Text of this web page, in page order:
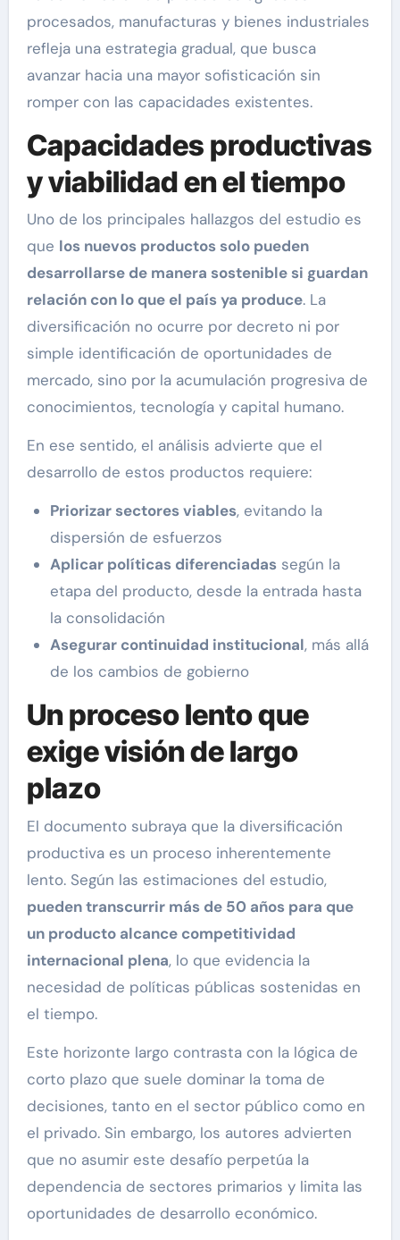
procesados, manufacturas y bienes industriales
refleja una estrategia gradual, que busca
avanzar hacia una mayor sofisticación sin
romper con las capacidades existentes.
Capacidades productivas
y viabilidad en el tiempo
Uno de los principales hallazgos del estudio es
que los nuevos productos solo pueden
desarrollarse de manera sostenible si guardan
relación con lo que el país ya produce. La
diversificación no ocurre por decreto ni por
simple identificación de oportunidades de
mercado, sino por la acumulación progresiva de
conocimientos, tecnología y capital humano.
En ese sentido, el análisis advierte que el
desarrollo de estos productos requiere:
Priorizar sectores viables, evitando la
dispersión de esfuerzos
Aplicar políticas diferenciadassegún la
etapa del producto, desde la entrada hasta
la consolidación
Asegurar continuidad institucional, más allá
de los cambios de gobierno
Un proceso lento que
exige visión de largo
plazo
El documento subraya que la diversificación
productiva es un proceso inherentemente
lento. Según las estimaciones del estudio,
pueden transcurrir más de 50 años para que
un producto alcance competitividad
internacional plena, lo que evidencia la
necesidad de políticas públicas sostenidas en
el tiempo.
Este horizonte largo contrasta con la lógica de
corto plazo que suele dominar la toma de
decisiones, tanto en el sector público como en
el privado. Sin embargo, los autores advierten
que no asumir este desafío perpetúa la
dependencia de sectores primarios y limita las
oportunidades de desarrollo económico.